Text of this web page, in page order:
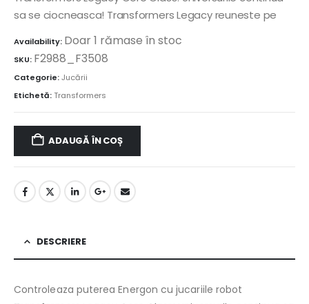
sa se ciocneasca! Transformers Legacy reuneste pe
Availability: Doar 1 rămase în stoc
SKU: F2988_F3508
Categorie:Jucării
Etichetă:Transformers
ADAUGĂ ÎN COȘ
DESCRIERE
Controleaza puterea Energon cu jucariile robot